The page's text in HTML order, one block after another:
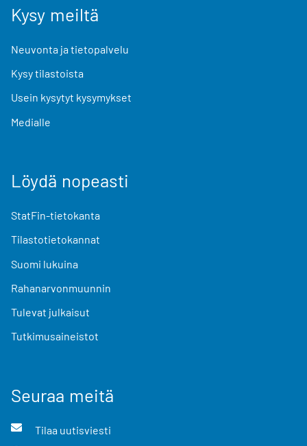
Kysy meiltä
Neuvonta ja tietopalvelu
Kysy tilastoista
Usein kysytyt kysymykset
Medialle
Löydä nopeasti
StatFin-tietokanta
Tilastotietokannat
Suomi lukuina
Rahanarvonmuunnin
Tulevat julkaisut
Tutkimusaineistot
Seuraa meitä
Tilaa uutisviesti